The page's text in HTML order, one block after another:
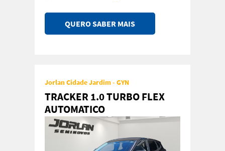
QUERO SABER MAIS
Jorlan Cidade Jardim - GYN
TRACKER 1.0 TURBO FLEX
AUTOMATICO